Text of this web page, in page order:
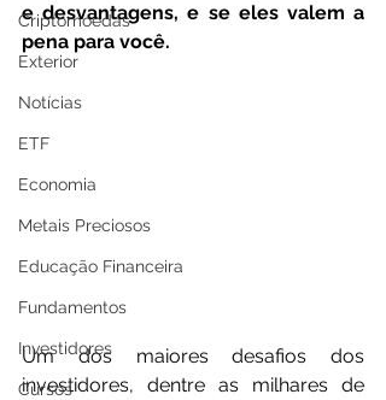
Criptomoedas
Exterior
Notícias
ETF
Economia
Metais Preciosos
Educação Financeira
Fundamentos
Investidores
Cursos
e desvantagens, e se eles valem a
pena para você.
Um dos maiores desafios dos
investidores, dentre as milhares de